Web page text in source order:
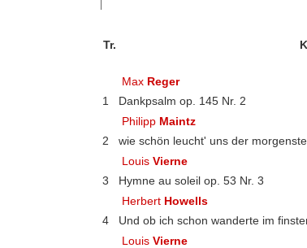
Tr.
Max Reger
1
Dankpsalm op. 145 Nr. 2
Philipp Maintz
2
wie schön leucht' uns der
LouisVierne
3
Hymne au soleil op. 53 Nr. 3
Herbert Howells
4
Und ob ich schon wanderte im
LouisVierne